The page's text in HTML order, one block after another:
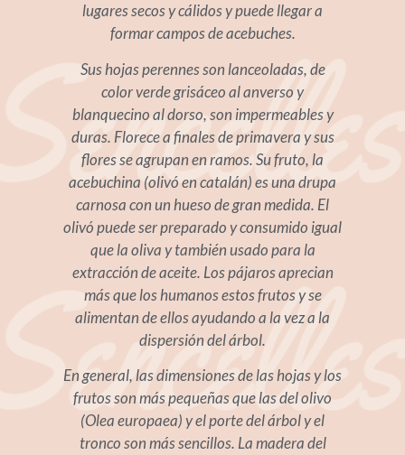
lugares secos y cálidos y puede llegar a
formar campos de acebuches.
Sus hojas perennes son lanceoladas, de
color verde grisáceo al anverso y
blanquecino al dorso, son impermeables y
duras. Florece a finales de primavera y sus
flores se agrupan en ramos. Su fruto, la
acebuchina (olivó en catalán) es una drupa
carnosa con un hueso de gran medida. El
olivó puede ser preparado y consumido igual
que la oliva y también usado para la
extracción de aceite. Los pájaros aprecian
más que los humanos estos frutos y se
alimentan de ellos ayudando a la vez a la
dispersión del árbol.
En general, las dimensiones de las hojas y los
frutos son más pequeñas que las del olivo
(Olea europaea) y el porte del árbol y el
tronco son más sencillos. La madera del